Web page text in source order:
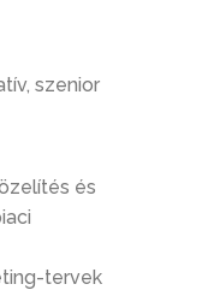
szenior
és
tervek